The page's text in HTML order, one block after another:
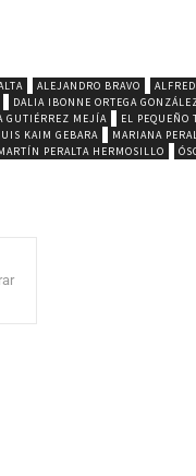
ALEJANDRO BRAVO
DALIA IBONNE ORTEGA
GUTIÉRREZ MEJÍA
EL PEQUEÑO
KAIM GEBARA MARIANA
PERALTA HERMOSILLO